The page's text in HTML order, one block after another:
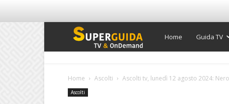
Super
Home Guida TV
Home Ascolti Ascolti tv, lunedì 12 agosto 2024:
Ascolti